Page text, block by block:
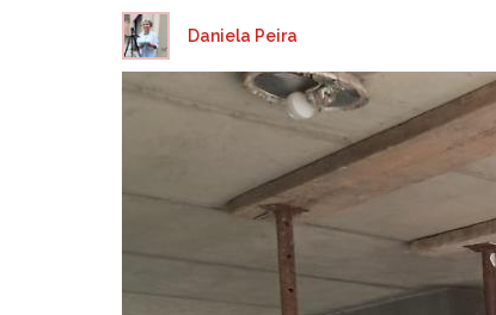
Daniela Peira